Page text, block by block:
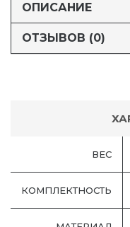
ОПИСАНИЕ
ОТЗЫВОВ (0)
ВЕС
КОМПЛЕКТНОСТЬ